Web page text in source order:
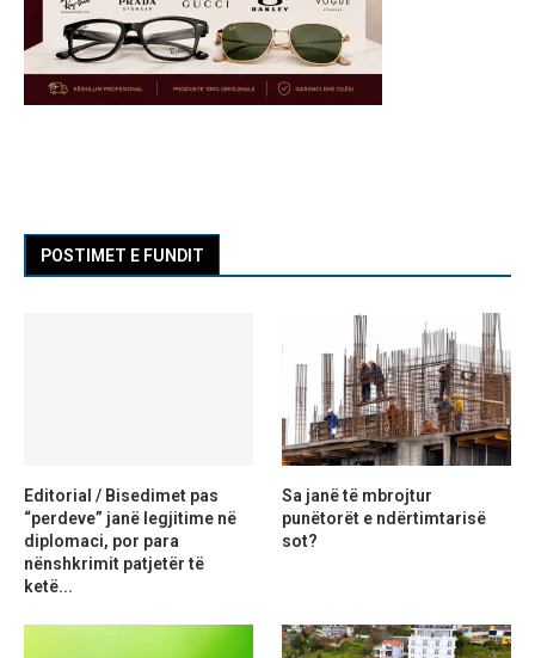
POSTIMET E FUNDIT
Editorial / Bisedimet pas
“perdeve” janë legjitime në
diplomaci, por para
nënshkrimit patjetër të
ketë...
Sa janë të mbrojtur
punëtorët e ndërtimtarisë
sot?